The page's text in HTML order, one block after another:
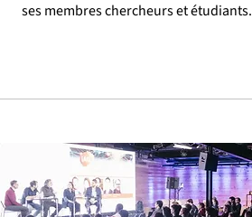
ses membres chercheurs et étudiants.